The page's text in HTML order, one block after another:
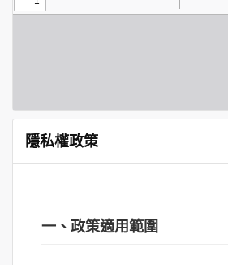
隱私權政策
一、政策適用範圍